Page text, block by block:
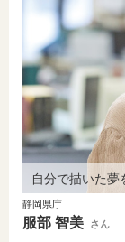
自分で描いた夢
静岡県庁
服部 智美 さん